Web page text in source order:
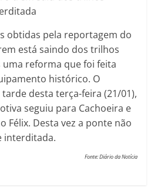
obtidas pela reportagem do
está saindo dos trilhos
reforma que foi feita
histórico. O
desta terça-feira (21/01),
seguiu para Cachoeira e
Félix. Desta vez a ponte não
interditada.
Fonte: Diário da Notícia